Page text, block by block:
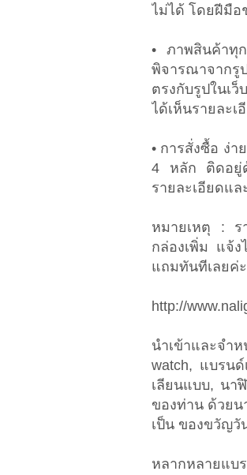
ไม่ได้ โดยฝีมือ
• ภาพสินค้าทุ
พิจารณาจากรู
ตรงกับรูปในเ
ได้เห็นรายละเ
• การสั่งซื้อ ง่า
4 หลัก ติดอยู่ด้
รายละเอียดแ
หมายเหตุ : ร
กล่องเพิ่ม แจ้
แถมทันทีเลยค่
http://
นำเข้าและจำ
watch, แบรน
เลียนแบบ, นา
ของท่าน ด้วยน
เป็น ของขวัญ
หลากหลายแบ